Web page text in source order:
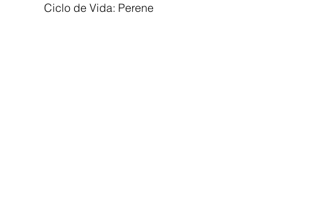
Ciclo de Vida: Perene